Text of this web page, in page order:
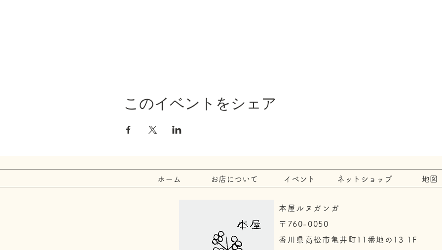
このイベントをシェア
ホーム お店について イベント ネットショップ 地図
本屋ルヌガンガ
〒760-0050​
香川県高松市亀井町11番地の13 1F